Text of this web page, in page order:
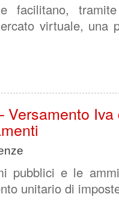
facilitano,
virtuale, una
Versamento
pubblici e le
unitario di